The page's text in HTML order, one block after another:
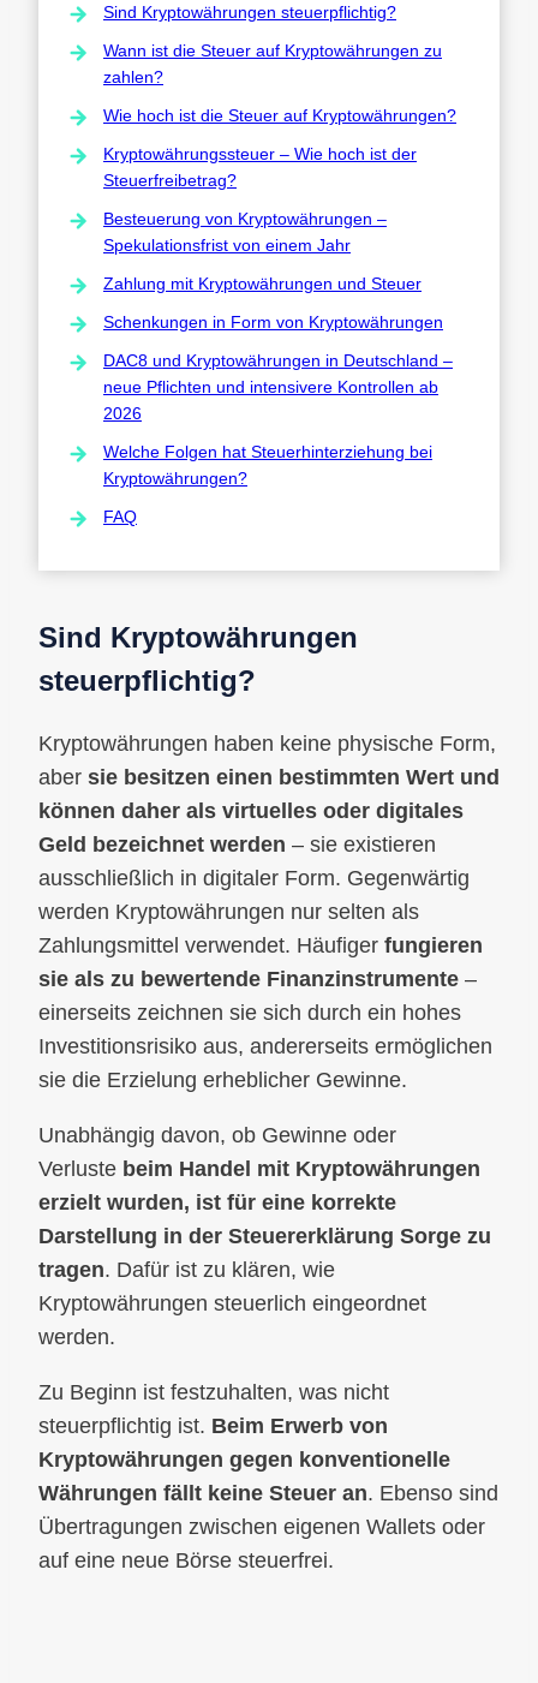
Sind Kryptowährungen steuerpflichtig?
Wann ist die Steuer auf Kryptowährungen zu
zahlen?
Wie hoch ist die Steuer auf Kryptowährungen?
Kryptowährungssteuer – Wie hoch ist der
Steuerfreibetrag?
Besteuerung von Kryptowährungen –
Spekulationsfrist von einem Jahr
Zahlung mit Kryptowährungen und Steuer
Schenkungen in Form von Kryptowährungen
DAC8 und Kryptowährungen in Deutschland –
neue Pflichten und intensivere Kontrollen ab
2026
Welche Folgen hat Steuerhinterziehung bei
Kryptowährungen?
FAQ
Sind Kryptowährungen
steuerpflichtig?
Kryptowährungen haben keine physische Form,
aber sie besitzen einen bestimmten Wert und
können daher als virtuelles oder digitales
Geld bezeichnet werden – sie existieren
ausschließlich in digitaler Form. Gegenwärtig
werden Kryptowährungen nur selten als
Zahlungsmittel verwendet. Häufiger fungieren
sie als zu bewertende Finanzinstrumente –
einerseits zeichnen sie sich durch ein hohes
Investitionsrisiko aus, andererseits ermöglichen
sie die Erzielung erheblicher Gewinne.
Unabhängig davon, ob Gewinne oder
Verluste beim Handel mit Kryptowährungen
erzielt wurden, ist für eine korrekte
Darstellung in der Steuererklärung Sorge zu
tragen. Dafür ist zu klären, wie
Kryptowährungen steuerlich eingeordnet
werden.
Zu Beginn ist festzuhalten, was nicht
steuerpflichtig ist. Beim Erwerb von
Kryptowährungen gegen konventionelle
Währungen fällt keine Steuer an. Ebenso sind
Übertragungen zwischen eigenen Wallets oder
auf eine neue Börse steuerfrei.